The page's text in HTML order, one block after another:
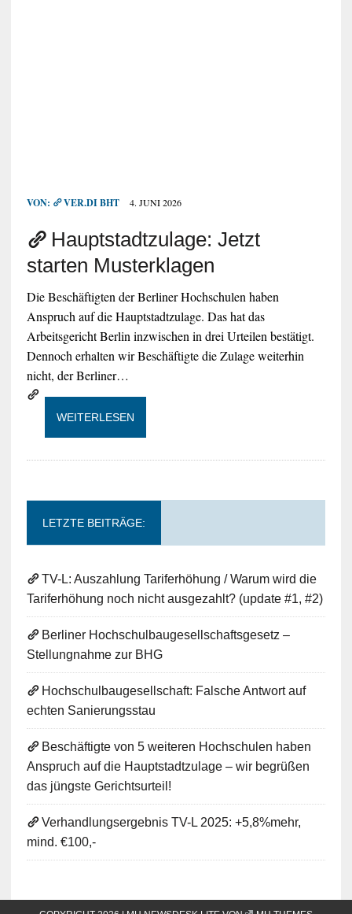
VON: VER.DI BHT 4. JUNI 2026
Hauptstadtzulage: Jetzt
starten Musterklagen
Die Beschäftigten der Berliner Hochschulen haben
Anspruch auf die Hauptstadtzulage. Das hat das
Arbeitsgericht Berlin inzwischen in drei Urteilen bestätigt.
Dennoch erhalten wir Beschäftigte die Zulage weiterhin
nicht, der Berliner…
WEITERLESEN
LETZTE BEITRÄGE:
TV-L: Auszahlung Tariferhöhung / Warum wird die
Tariferhöhung noch nicht ausgezahlt? (update #1, #2)
Berliner Hochschulbaugesellschaftsgesetz –
Stellungnahme zur BHG
Hochschulbaugesellschaft: Falsche Antwort auf
echten Sanierungsstau
Beschäftigte von 5 weiteren Hochschulen haben
Anspruch auf die Hauptstadtzulage – wir begrüßen
das jüngste Gerichtsurteil!
Verhandlungsergebnis TV-L 2025: +5,8%mehr,
mind. €100,-